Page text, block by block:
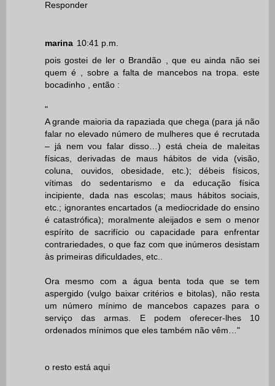
Responder
marina 10:41 p.m.
pois gostei de ler o Brandão , que eu ainda não sei
quem é , sobre a falta de mancebos na tropa. este
bocadinho , então :
"
A grande maioria da rapaziada que chega (para já não
falar no elevado número de mulheres que é recrutada
– já nem vou falar disso…) está cheia de maleitas
físicas, derivadas de maus hábitos de vida (visão,
coluna, ouvidos, obesidade, etc.); débeis físicos,
vítimas do sedentarismo e da educação física
incipiente, dada nas escolas; maus hábitos sociais,
etc.; ignorantes encartados (a mediocridade do ensino
é catastrófica); moralmente aleijados e sem o menor
espírito de sacrifício ou capacidade para enfrentar
contrariedades, o que faz com que inúmeros desistam
às primeiras dificuldades, etc..
Ora mesmo com a água benta toda que se tem
aspergido (vulgo baixar critérios e bitolas), não resta
um número mínimo de mancebos capazes para o
serviço das armas. E podem oferecer-lhes 10
ordenados mínimos que eles também não vêm…"
o resto está aqui